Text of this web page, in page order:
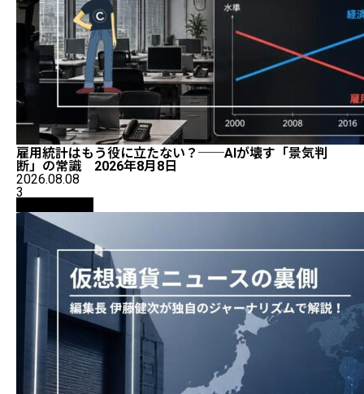
雇用統計はもう役に立たない？──AIが壊す「景気判
断」の常識 2026年8月8日
2026.08.08
3